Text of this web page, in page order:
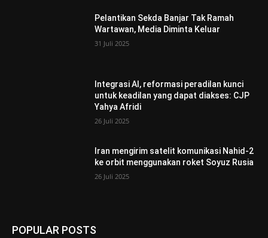
Pelantikan Sekda Banjar Tak Ramah
Wartawan, Media Diminta Keluar
31 Juli 2025
Integrasi AI, reformasi peradilan kunci
untuk keadilan yang dapat diakses: CJP
Yahya Afridi
26 Juli 2025
Iran mengirim satelit komunikasi Nahid-2
ke orbit menggunakan roket Soyuz Rusia
26 Juli 2025
POPULAR POSTS